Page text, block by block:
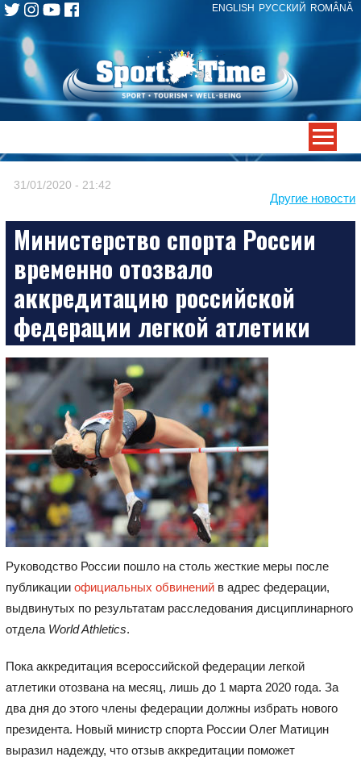
ENGLISH РУССКИЙ ROMÂNĂ
Skip
content
Другие новости
31/01/2020 - 21:42
Министерство спорта России
временно отозвало
аккредитацию российской
федерации легкой атлетики
Руководство России пошло на столь жесткие меры после
публикации официальных обвиненийв адрес федерации,
выдвинутых по результатам расследования дисциплинарного
отдела World Athletics.
Пока аккредитация всероссийской федерации легкой
атлетики отозвана на месяц, лишь до 1 марта 2020 года. За
два дня до этого члены федерации должны избрать нового
президента. Новый министр спорта России Олег Матицин
выразил надежду, что отзыв аккредитации поможет